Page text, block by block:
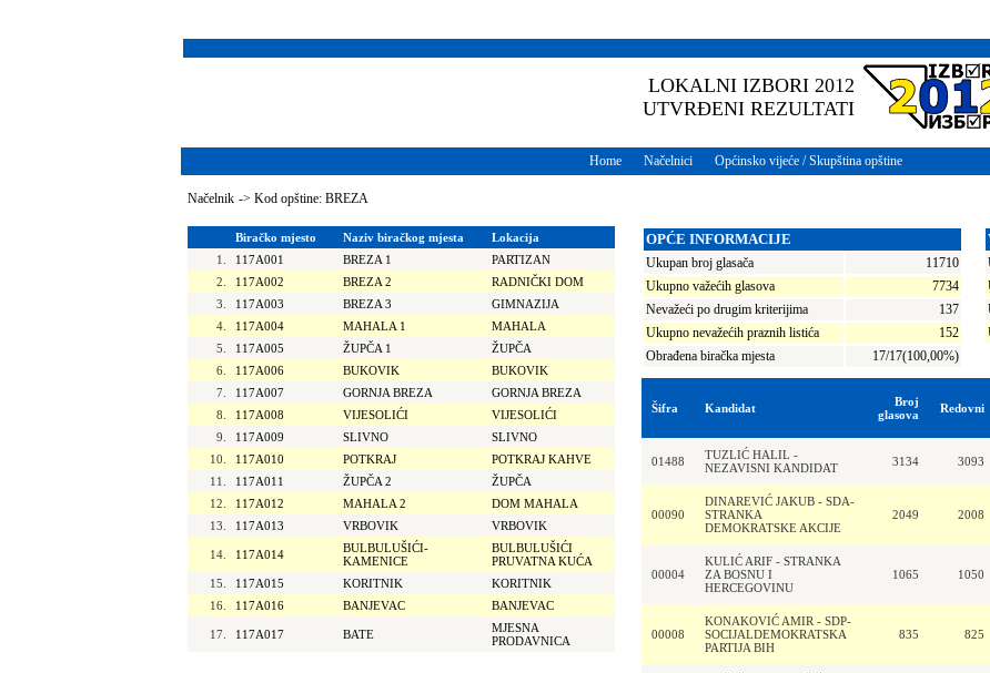
LOKALNI IZBORI 2012
UTVRĐENI REZULTATI
Home Načelnici Općinsko vijeće / Skupština opštine
Načelnik -> Kod opštine: BREZA
Biračko mjesto Naziv biračkog mjesta
Lokacija
1.
117A001 BREZA 1
PARTIZAN
2.
117A002 BREZA 2
RADNIČKI DOM
3.
117A003 BREZA 3
GIMNAZIJA
4.
117A004 MAHALA 1
MAHALA
5.
117A005 ŽUPČA 1
ŽUPČA
6.
117A006 BUKOVIK
BUKOVIK
7.
117A007 GORNJA BREZA
GORNJA BREZA
8.
117A008 VIJESOLIĆI
VIJESOLIĆI
9.
117A009 SLIVNO
SLIVNO
10.
117A010 POTKRAJ
POTKRAJ KAHVE
11.
117A011 ŽUPČA 2
ŽUPČA
12.
117A012 MAHALA 2
DOM MAHALA
13.
117A013 VRBOVIK VRBOVIK
14. 117A014
BULBULUŠIĆI-
KAMENICE
BULBULUŠIĆI
PRUVATNA KUĆA
15.
117A015 KORITNIK
KORITNIK
16.
117A016 BANJEVAC BANJEVAC
17. 117A017 BATE
MJESNA
PRODAVNICA
OPĆE INFORMACIJE
Ukupan broj glasača
11710
Ukupno važećih glasova
7734
Nevažeći po drugim kriterijima
137
Ukupno nevažećih praznih listića
152
Obrađena biračka mjesta
17/17(100,00%)
Šifra Kandidat
Broj
glasova
Redovni
01488
TUZLIĆ HALIL -
NEZAVISNI KANDIDAT
3134 3093
00090
DINAREVIĆ JAKUB - SDA-
STRANKA
DEMOKRATSKE AKCIJE
2049 2008
00004
KULIĆ ARIF - STRANKA
ZA BOSNU I
HERCEGOVINU
1065 1050
00008
KONAKOVIĆ AMIR - SDP-
SOCIJALDEMOKRATSKA
PARTIJA BIH
835 825